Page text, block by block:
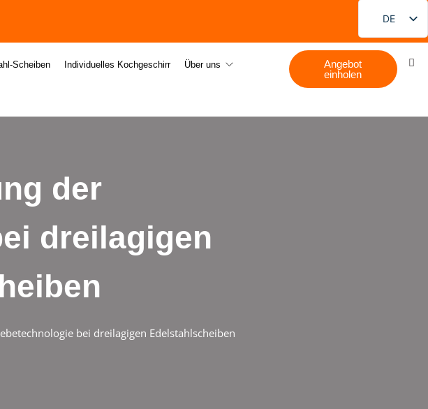
DE
EN
PT
Scheiben Individuelles Kochgeschirr Über uns
Angebot
einholen
der
dreilagigen
bei dreilagigen Edelstahlscheiben